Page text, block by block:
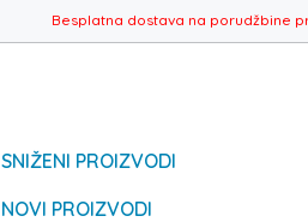
Besplatna dostava na porudžbine
SNIŽENI PROIZVODI
NOVI PROIZVODI